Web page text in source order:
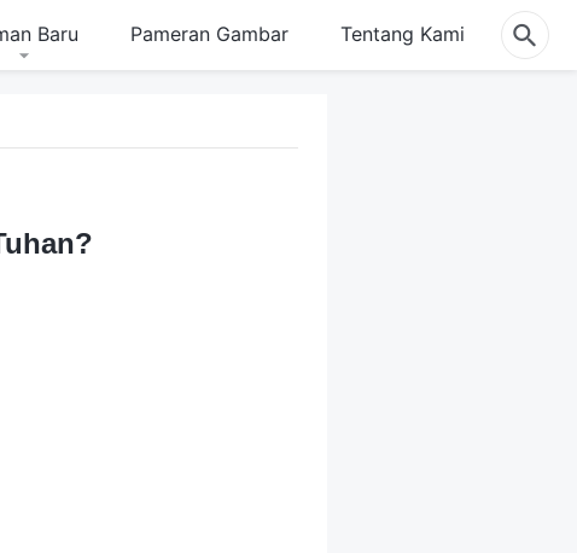
Baru Pameran Gambar Tentang Kami